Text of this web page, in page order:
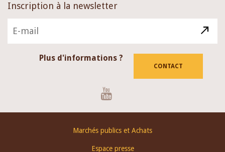
Inscription à la newsletter
Plus d'informations ?
CONTACT
Marchés publics et Achats
Espace presse